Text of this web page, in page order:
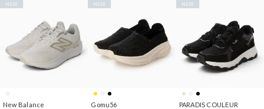
New Balance
NEW
Gomu56
NEW
PARADIS COULEUR
NEW